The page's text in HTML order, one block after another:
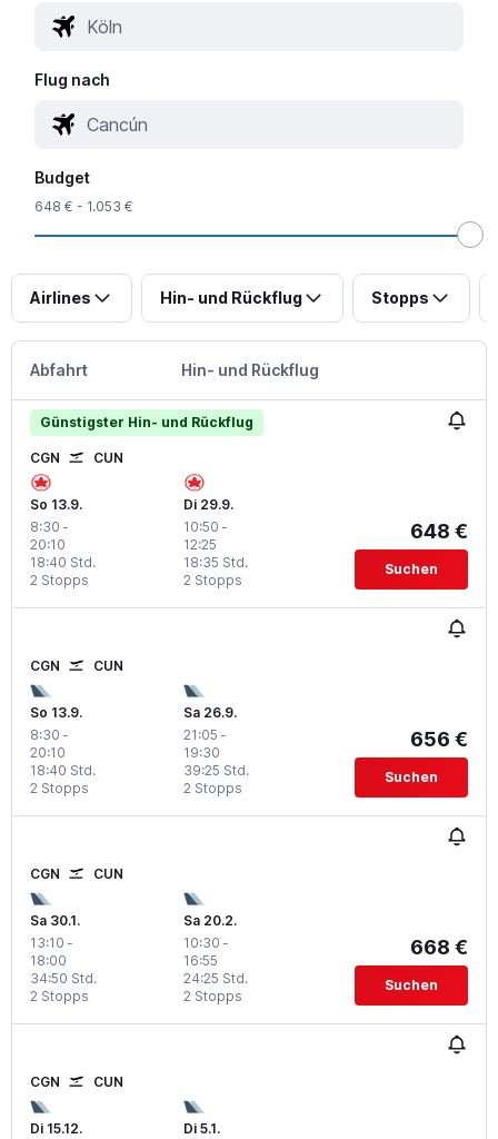
Flug nach
Budget
648 € - 1.053 €
Airlines Hin- und Rückflug Stopps
Abfahrt Hin- und Rückflug
Günstigster Hin- und Rückflug
CGN CUN
So 13.9.
8:30 -
20:10
2 Stopps
18:40 Std.
Di 29.9.
10:50 -
12:25
2 Stopps
18:35 Std.
648 €
Suchen
CGN CUN
So 13.9.
8:30 -
20:10
2 Stopps
18:40 Std.
Sa 26.9.
21:05 -
19:30
2 Stopps
39:25 Std.
656 €
Suchen
CGN CUN
Sa 30.1.
13:10 -
18:00
2 Stopps
34:50 Std.
Sa 20.2.
10:30 -
16:55
2 Stopps
24:25 Std.
668 €
Suchen
CGN CUN
Di 15.12. Di 5.1.